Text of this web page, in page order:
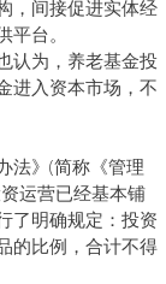
，间接促进实体经
台。
认为，养老基金投
进入资本市场，不
法》(简称《管理
运营已经基本铺
了明确规定：投资
的比例，合计不得